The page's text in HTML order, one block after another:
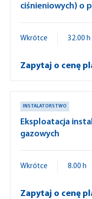
ciśnieniowych) o
Wkrótce 32.00 h
Zapytaj o cenę
INSTALATORSTWO
Eksploatacja
gazowych
Wkrótce 8.00 h
Zapytaj o cenę